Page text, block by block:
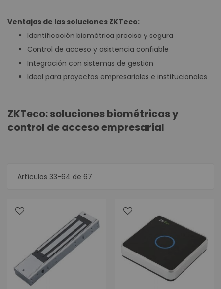
Ventajas de las soluciones ZKTeco:
Identificación biométrica precisa y segura
Control de acceso y asistencia confiable
Integración con sistemas de gestión
Ideal para proyectos empresariales e institucionales
ZKTeco: soluciones biométricas y
control de acceso empresarial
Artículos 33-64 de 67